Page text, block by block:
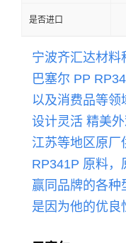
是否进口
宁波齐汇达材料
巴塞尔 PP
以及消费品等
设计灵活 精美
江苏等地区原厂
RP341P 原料，
赢 同品牌的各
是因为他的优良